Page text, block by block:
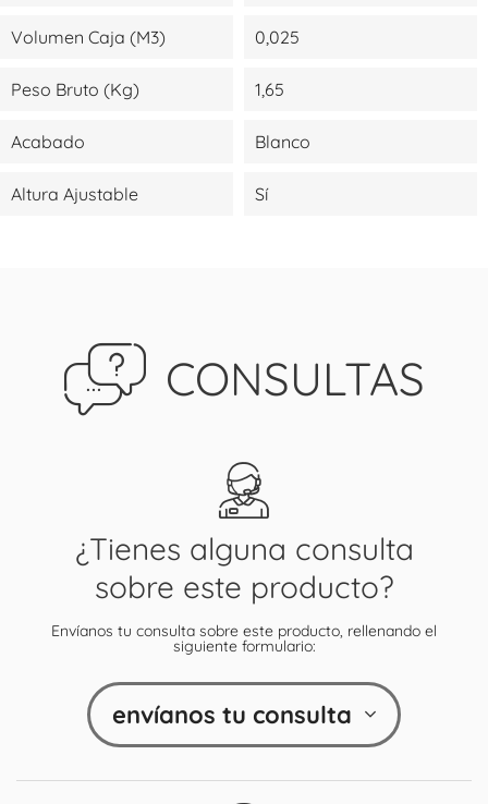
Volumen Caja (m3) 0,025
Peso Bruto (kg) 1,65
Acabado Blanco
Altura Ajustable Sí
CONSULTAS
¿Tienes alguna consulta
sobre este producto?
Envíanos tu consulta sobre este producto, rellenando el
siguiente formulario:
envíanos tu consulta